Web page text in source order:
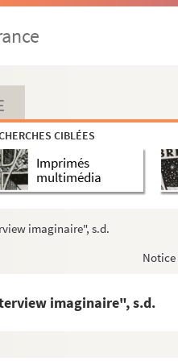
CIBLÉES
Imprimés
multimédia
imaginaire", s.d.
Notice
imaginaire", s.d.
sur L'enfant d'éléphant, s.d.